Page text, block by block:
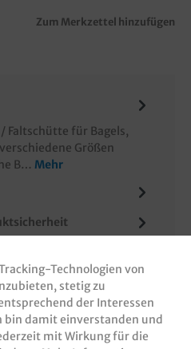
Zum Merkzettel hinzufügen
Faltschütte für Bagels,
Größen
B… Mehr
Technologien von
stetig zu
der Interessen
bin damit einverstanden und
mit Wirkung für die